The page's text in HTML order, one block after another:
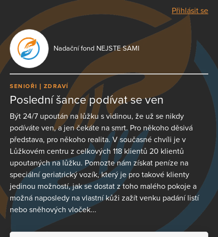
Přihlásit se
Nadační fond NEJSTE SAMI
SENIOŘI ZDRAVÍ
Poslední šance podívat se ven
Být 24/7 upoután na lůžku s vidinou, že už se nikdy
podíváte ven, a jen čekáte na smrt. Pro někoho děsivá
představa, pro někoho realita. V současné chvíli je v
Lůžkovém centru z celkových 118 klientů 20 klientů
upoutaných na lůžku. Pomozte nám získat peníze na
speciální geriatrický vozík, který je pro takové klienty
jedinou možností, jak se dostat z toho malého pokoje a
možná naposledy na vlastní kůži zažít venku padání listí
nebo sněhových vloček...